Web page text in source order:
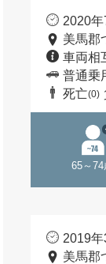
2020
美馬郡
車両相
普通乗
死亡(0)
65～74
2019
美馬郡